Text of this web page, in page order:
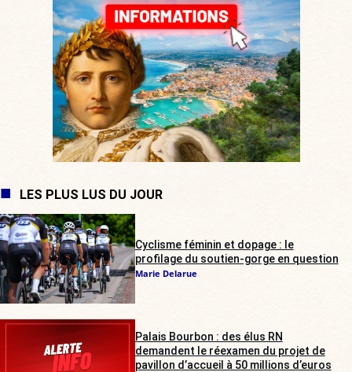
LES PLUS LUS DU JOUR
Cyclisme féminin et dopage : le
profilage du soutien-gorge en question
Marie Delarue
Palais Bourbon : des élus RN
demandent le réexamen du projet de
pavillon d’accueil à 50 millions d’euros